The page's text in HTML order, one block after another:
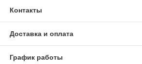
Контакты
Доставка и оплата
График работы